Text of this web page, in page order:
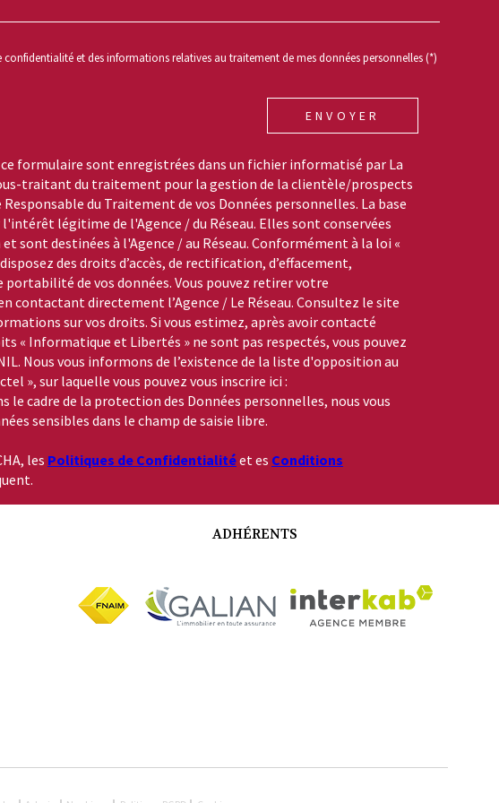
et des informations relatives au traitement de mes données personnelles (*)
ENVOYER
formulaire sont enregistrées dans un fichier informatisé par La
traitant du traitement pour la gestion de la clientèle/prospects
Responsable du Traitement de vos Données personnelles. La base
légitime de l'Agence / du Réseau. Elles sont conservées
sont destinées à l'Agence / au Réseau. Conformément à la loi «
des droits d’accès, de rectification, d’effacement,
de vos données. Vous pouvez retirer votre
contactant directement l’Agence / Le Réseau. Consultez le site
sur vos droits. Si vous estimez, après avoir contacté
« Informatique et Libertés » ne sont pas respectés, vous pouvez
Nous vous informons de l’existence de la liste d'opposition au
», sur laquelle vous pouvez vous inscrire ici :
le cadre de la protection des Données personnelles, nous vous
sensibles dans le champ de saisie libre.
les Politiques de Confidentialitéet es Conditions
ADHÉRENTS